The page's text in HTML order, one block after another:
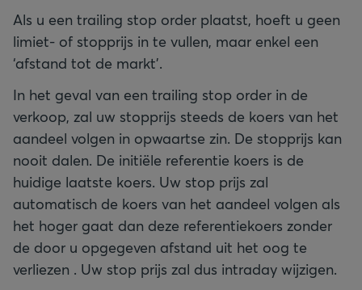
Als u een trailing stop order plaatst, hoeft u geen
limiet- of stopprijs in te vullen, maar enkel een
‘afstand tot de markt’.
In het geval van een trailing stop order in de
verkoop, zal uw stopprijs steeds de koers van het
aandeel volgen in opwaartse zin. De stopprijs kan
nooit dalen. De initiële referentie koers is de
huidige laatste koers. Uw stop prijs zal
automatisch de koers van het aandeel volgen als
het hoger gaat dan deze referentiekoers zonder
de door u opgegeven afstand uit het oog te
verliezen . Uw stop prijs zal dus intraday wijzigen.